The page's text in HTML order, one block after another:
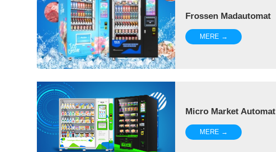
Frossen Madautomat
MERE →
Micro Market Automat
MERE →